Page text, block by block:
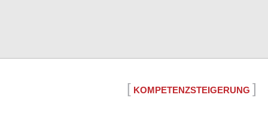
[ KOMPETENZSTEIGERUNG ]